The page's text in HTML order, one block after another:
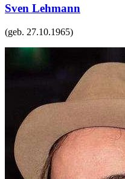
Sven Lehmann
(geb. 27.10.1965)